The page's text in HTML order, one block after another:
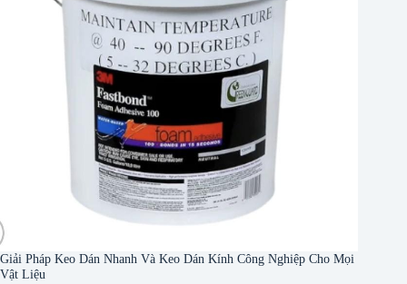
Giải Pháp Keo Dán Nhanh Và Keo Dán Kính Công Nghiệp Cho Mọi
Vật Liệu